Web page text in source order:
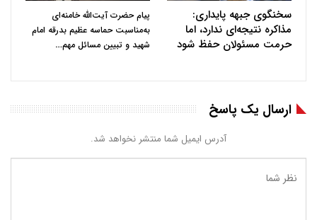
سخنگوی جبهه پایداری:
مذاکره نتیجه‌ای ندارد، اما
حرمت مسئولان حفظ شود
پیام حضرت آیت‌الله خامنه‌ای
به‌مناسبت حماسه عظیم بدرقه امام
شهید و تبیین مسائل مهم…
ارسال یک پاسخ
آدرس ایمیل شما منتشر نخواهد شد.